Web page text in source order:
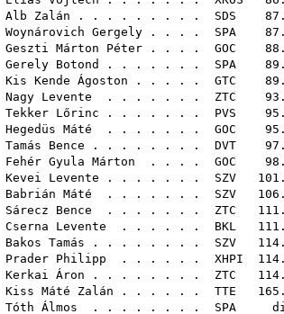
Alb Zalán . . . . . . . . . SDS
Woynárovich Gergely . . . . SPA
Geszti Márton Péter . . . . GOC
Gerely Botond . . . . . . . SPA
Kis Kende Ágoston . . . . . GTC
Nagy Levente . . . . . . . ZTC
Tekker Lőrinc . . . . . . . PVS
Hegedüs Máté . . . . . . . GOC
Tamás Bence . . . . . . . . DVT
Fehér Gyula Márton . . . . GOC
Kevei Levente . . . . . . . SZV
Babrián Máté . . . . . . . SZV
Sárecz Bence . . . . . . . ZTC
Cserna Levente . . . . . . BKL
Bakos Tamás . . . . . . . . SZV
Prader Philipp . . . . . . XHPI
Kerkai Áron . . . . . . . . ZTC
Kiss Máté Zalán . . . . . . TTE
Tóth Álmos . . . . . . . . SPA